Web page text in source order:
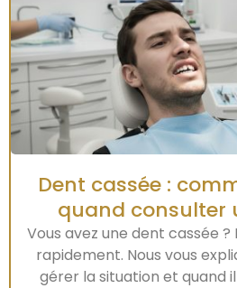
Dent cassée :
quand consulter
Vous avez une dent cassée
rapidement. Nous vous
gérer la situation et quand